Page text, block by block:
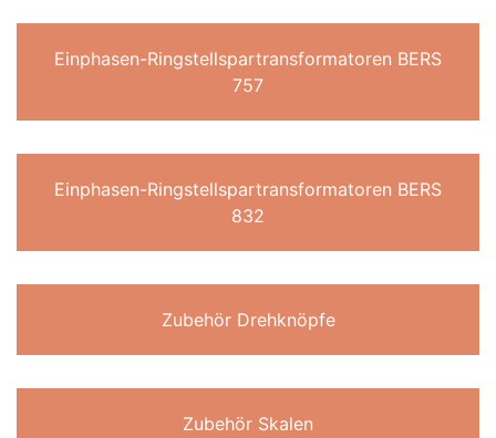
Einphasen-Ringstellspartransformatoren BERS
757
Einphasen-Ringstellspartransformatoren BERS
832
Zubehör Drehknöpfe
Zubehör Skalen